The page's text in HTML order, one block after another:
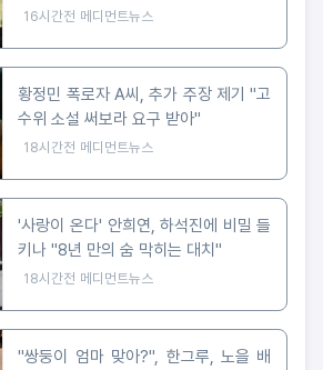
16시간전 메디먼트뉴스
황정민 폭로자 A씨, 추가 주장 제기 "고
수위 소설 써보라 요구 받아"
18시간전 메디먼트뉴스
'사랑이 온다' 안희연, 하석진에 비밀 들
키나 "8년 만의 숨 막히는 대치"
18시간전 메디먼트뉴스
"쌍둥이 엄마 맞아?", 한그루, 노을 배